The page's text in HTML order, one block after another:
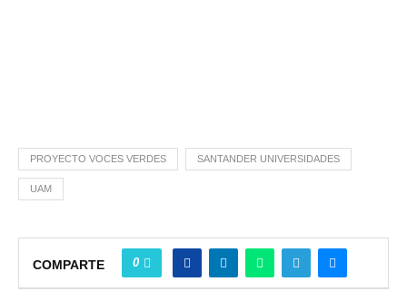
PROYECTO VOCES VERDES SANTANDER UNIVERSIDADES
UAM
COMPARTE 0